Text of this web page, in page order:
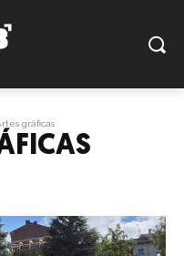
gráficas